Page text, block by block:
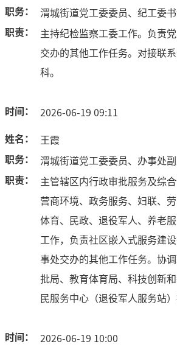
职务：
渭城街道党工委委员、纪工委
职责：
主持纪检监察工委工作。负责
交办的其他工作任务。对接联
科。
时间：
2026-06-19 09:11
姓名：
王霞
职务：
渭城街道党工委委员、办事处
职责：
主管辖区内行政审批服务及综
营商环境、政务服务、妇联、
体育、民政、退役军人、养老
工作，负责社区嵌入式服务建
事处交办的其他工作任务。协
批局、教育体育局、科技创新
民服务中心（退役军人服务站
时间：
2026-06-19 10:00